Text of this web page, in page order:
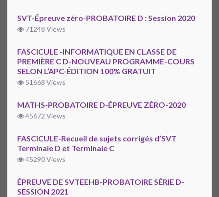
SVT-Épreuve zéro-PROBATOIRE D : Session 2020
71248 Views
FASCICULE -INFORMATIQUE EN CLASSE DE
PREMIÈRE C D-NOUVEAU PROGRAMME-COURS
SELON L’APC-ÉDITION 100% GRATUIT
51668 Views
MATHS-PROBATOIRE D-ÉPREUVE ZÉRO-2020
45672 Views
FASCICULE-Recueil de sujets corrigés d’SVT
Terminale D et Terminale C
45290 Views
ÉPREUVE DE SVTEEHB-PROBATOIRE SÉRIE D-
SESSION 2021